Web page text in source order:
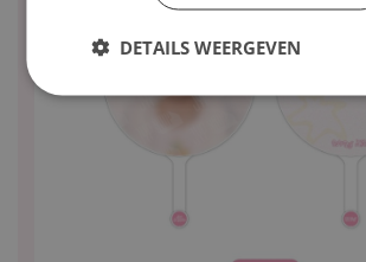
DETAILS WEERGEVEN